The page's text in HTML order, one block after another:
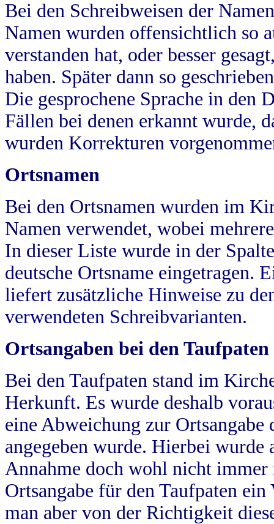
Bei den Schreibweisen der
Namen wurden offensichtlich so
verstanden hat, oder besser
haben. Später dann so
Die gesprochene Sprache in
Fällen bei denen erkannt wurde,
wurden Korrekturen
Ortsnamen
Bei den Ortsnamen wurden im
Namen verwendet, wobei
In dieser Liste wurde in der
deutsche Ortsname eingetragen.
liefert zusätzliche Hinweise zu
verwendeten Schreibvarianten.
Ortsangaben bei den Taufpaten
Bei den Taufpaten stand im
Herkunft. Es wurde deshalb
eine Abweichung zur
angegeben wurde. Hierbei wurde
Annahme doch wohl nicht
Ortsangabe für den Taufpaten
man aber von der Richtigkeit